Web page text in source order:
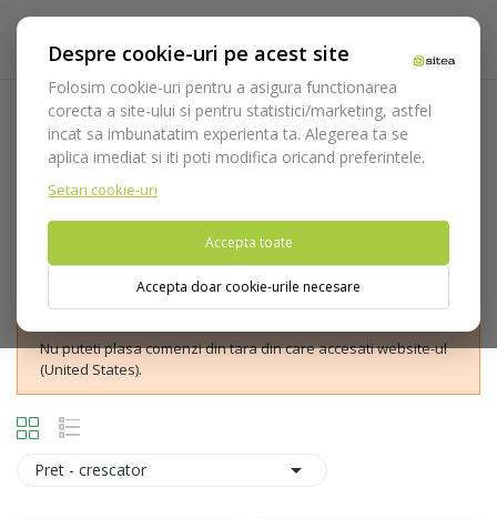
Despre cookie-uri pe acest site
Folosim cookie-uri pentru a asigura functionarea
corecta a site-ului si pentru statistici/marketing, astfel
incat sa imbunatatim experienta ta. Alegerea ta se
aplica imediat si iti poti modifica oricand preferintele.
Setari cookie-uri
Accepta toate
Accepta doar cookie-urile necesare
Freze cu lungimea de lucru de
10mm
Acasa Consumabile
Nu puteti plasa comenzi din tara din care accesati website-ul
(United States).
Pret - crescator 